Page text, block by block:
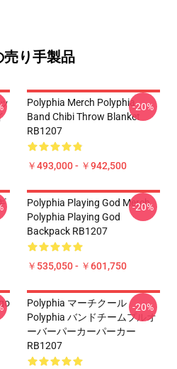
売り手製品
Polyphia Merch Polyphia
Band Chibi Throw Blanket
RB1207
￥493,000 - ￥942,500
-20%
Polyphia Playing God Merch
Polyphia Playing God
Backpack RB1207
￥535,050 - ￥601,750
-20%
Polyphia マーチクール
Polyphia バンドチームプルオ
ーバーパーカーパーカー
RB1207
-20%